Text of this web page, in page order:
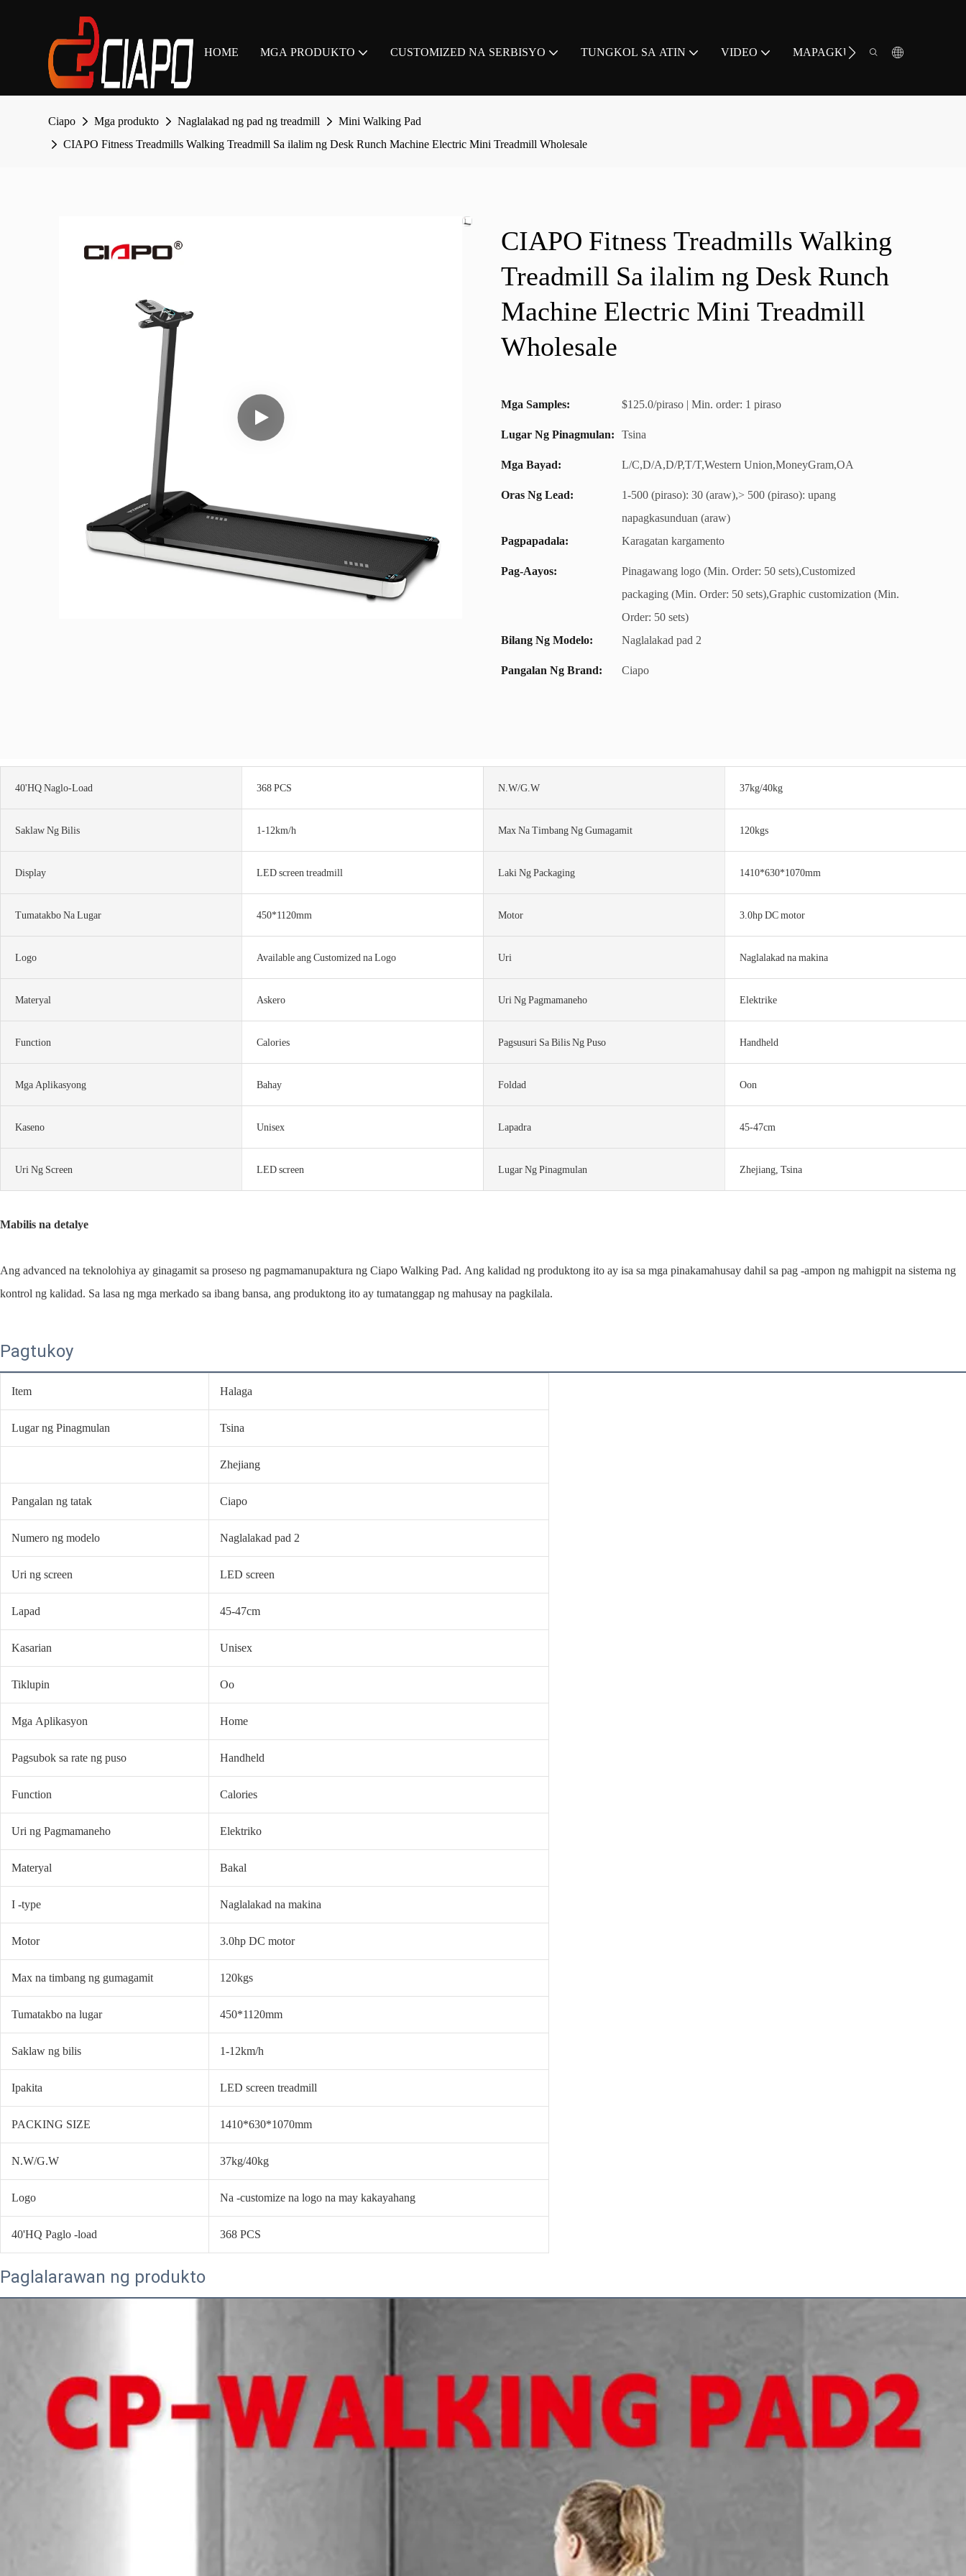
HOME MGA PRODUKTO CUSTOMIZED NA SERBISYO TUNGKOL SA ATIN VIDEO MAPAGKUKUNAN
Ciapo Mga produkto Naglalakad ng pad ng treadmill
Mini Walking Pad
CIAPO Fitness Treadmills Walking Treadmill Sa ilalim ng Desk Runch Machine Electric Mini Treadmill Wholesale
CIAPO Fitness Treadmills Walking
Treadmill Sa ilalim ng Desk Runch
Machine Electric Mini Treadmill
Wholesale
Mga Samples: $125.0/piraso | Min. order: 1 piraso
Lugar Ng Pinagmulan: Tsina
Mga Bayad: L/C,D/A,D/P,T/T,Western Union,MoneyGram,OA
Oras Ng Lead:
1-500 (piraso): 30 (araw),> 500 (piraso): upang
napagkasunduan (araw)
Pagpapadala:
Karagatan kargamento
Pag-Aayos:
Pinagawang logo (Min. Order: 50 sets),Customized
packaging (Min. Order: 50 sets),Graphic customization (Min.
Order: 50 sets)
Bilang Ng Modelo:
Naglalakad pad 2
Pangalan Ng Brand: Ciapo
40'HQ Naglo-Load 368 PCS N.W/G.W 37kg/40kg
Saklaw Ng Bilis 1-12km/h Max Na Timbang Ng Gumagamit 120kgs
Display LED screen treadmill Laki Ng Packaging 1410*630*1070mm
Tumatakbo Na Lugar 450*1120mm Motor 3.0hp DC motor
Logo Available ang Customized na Logo Uri Naglalakad na makina
Materyal Askero Uri Ng Pagmamaneho Elektrike
Function Calories Pagsusuri Sa Bilis Ng Puso Handheld
Mga Aplikasyong Bahay Foldad Oon
Kaseno Unisex Lapadra 45-47cm
Uri Ng Screen LED screen Lugar Ng Pinagmulan Zhejiang, Tsina
Mabilis na detalye
Ang advanced na teknolohiya ay ginagamit sa proseso ng pagmamanupaktura ng Ciapo Walking Pad. Ang kalidad ng produktong ito ay isa sa mga pinakamahusay dahil sa pag -ampon ng mahigpit na sistema ng
kontrol ng kalidad. Sa lasa ng mga merkado sa ibang bansa, ang produktong ito ay tumatanggap ng mahusay na pagkilala.
Pagtukoy
Item Halaga
Lugar ng Pinagmulan Tsina
Zhejiang
Pangalan ng tatak Ciapo
Numero ng modelo Naglalakad pad 2
Uri ng screen LED screen
Lapad 45-47cm
Kasarian Unisex
Tiklupin Oo
Mga Aplikasyon Home
Pagsubok sa rate ng puso Handheld
Function Calories
Uri ng Pagmamaneho Elektriko
Materyal Bakal
I -type Naglalakad na makina
Motor 3.0hp DC motor
Max na timbang ng gumagamit 120kgs
Tumatakbo na lugar 450*1120mm
Saklaw ng bilis 1-12km/h
Ipakita LED screen treadmill
PACKING SIZE 1410*630*1070mm
N.W/G.W 37kg/40kg
Logo Na -customize na logo na may kakayahang
40'HQ Paglo -load 368 PCS
Paglalarawan ng produkto